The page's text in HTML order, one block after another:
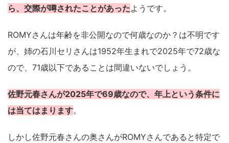
ら、交際が噂されたことがあったようです。
ROMYさんは年齢を非公開なので何歳なのか？は不明です
が、姉の石川セリさんは1952年生まれで2025年で72歳な
ので、71歳以下であることは間違いないでしょう。
佐野元春さんが2025年で69歳なので、年上という条件に
は当てはまります。
しかし佐野元春さんの奥さんがROMYさんであると特定で